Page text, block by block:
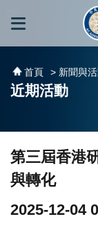
跳到主要內容區
首頁 > 新聞與
近期活動
第三屆香港
與轉化
2025-12-04